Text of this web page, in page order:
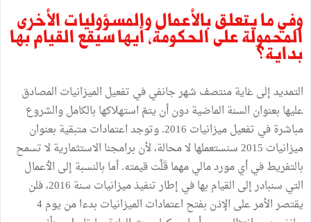
وفي ما يتعلق بالأعمال والمسؤوليات الأخرى
المحمولة على الحكومة، أيها سيقع القيام بها
بداية؟
التمديد إلى غاية منتصف شهر جانفي في تفعيل الميزانيات المصادق
عليها بعنوان السنة الماضية دون أن يتمّ استهلاكها بالكامل والشروع
مباشرة في تفعيل ميزانيات 2016. وتوجد اعتمادات متبقية بعنوان
ميزانيات 2015 سنستعملها لا محالة، لأن برامجنا الاستثمارية لا تسمح
بالتفريط في أي مورد مالي مهما قَلَّت قيمته. أما بالنسبة إلى الٲعمال
التي سنبادر إلى القيام بها في إطار تنفيذ ميزانيات سنة 2016، فلن
يقتصر الأمر على الإذن بفتح اعتمادات الميزانيات بدءا من يوم 4